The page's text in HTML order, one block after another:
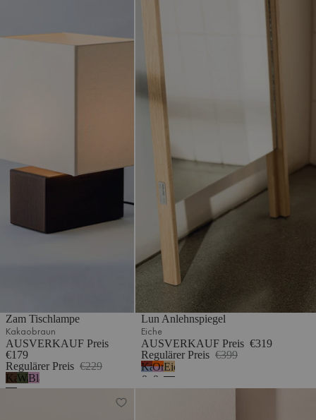
Zam Tischlampe
Kakaobraun
AUSVERKAUF Preis
€179
Regulärer Preis €229
Kakaobraun
Waldgrün
Blassviolett
Lun Anlehnspiegel
Eiche
AUSVERKAUF Preis €319
Regulärer Preis €399
Kastanienrot
&
Frostblau
Orangenschale
&
Blassviolett
Eiche